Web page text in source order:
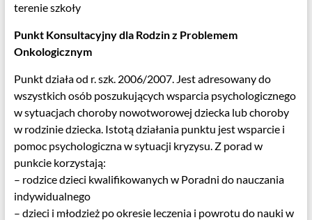
terenie szkoły
Punkt Konsultacyjny dla Rodzin z Problemem
Onkologicznym
Punkt działa od r. szk. 2006/2007. Jest adresowany do
wszystkich osób poszukujących wsparcia psychologicznego
w sytuacjach choroby nowotworowej dziecka lub choroby
w rodzinie dziecka. Istotą działania punktu jest wsparcie i
pomoc psychologiczna w sytuacji kryzysu. Z porad w
punkcie korzystają:
– rodzice dzieci kwalifikowanych w Poradni do nauczania
indywidualnego
– dzieci i młodzież po okresie leczenia i powrotu do nauki w